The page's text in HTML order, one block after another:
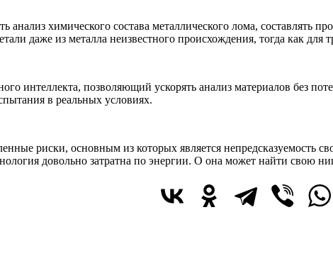
анализ химического состава металлического лома, составлять
даже из металла неизвестного происхождения, тогда как
интеллекта, позволяющий ускорять анализ материалов без
в реальных условиях.
риски, основным из которых является непредсказуемость
довольно затратна по энергии. О она может найти свою